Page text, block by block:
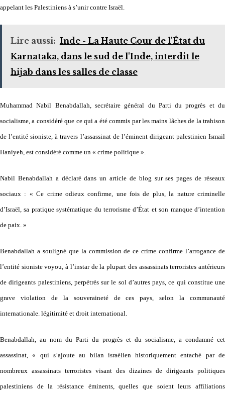
appelant les Palestiniens à s’unir contre Israël.
Lire aussi: Inde - La Haute Cour de l'État du
Karnataka, dans le sud de l'Inde, interdit le
hijab dans les salles de classe
Muhammad Nabil Benabdallah, secrétaire général du Parti du progrès et du
socialisme, a considéré que ce qui a été commis par les mains lâches de la trahison
de l’entité sioniste, à travers l’assassinat de l’éminent dirigeant palestinien Ismail
Haniyeh, est considéré comme un « crime politique ».
Nabil Benabdallah a déclaré dans un article de blog sur ses pages de réseaux
sociaux : « Ce crime odieux confirme, une fois de plus, la nature criminelle
d’Israël, sa pratique systématique du terrorisme d’État et son manque d’intention
de paix. »
Benabdallah a souligné que la commission de ce crime confirme l’arrogance de
l’entité sioniste voyou, à l’instar de la plupart des assassinats terroristes antérieurs
de dirigeants palestiniens, perpétrés sur le sol d’autres pays, ce qui constitue une
grave violation de la souveraineté de ces pays, selon la communauté
internationale. légitimité et droit international.
Benabdallah, au nom du Parti du progrès et du socialisme, a condamné cet
assassinat, « qui s’ajoute au bilan israélien historiquement entaché par de
nombreux assassinats terroristes visant des dizaines de dirigeants politiques
palestiniens de la résistance éminents, quelles que soient leurs affiliations